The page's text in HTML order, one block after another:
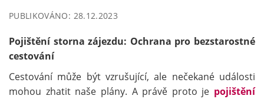
PUBLIKOVÁNO: 28.12.2023
Pojištění storna zájezdu: Ochrana pro bezstarostné
cestování
Cestování může být vzrušující, ale nečekané události
mohou zhatit naše plány. A právě proto je pojištění